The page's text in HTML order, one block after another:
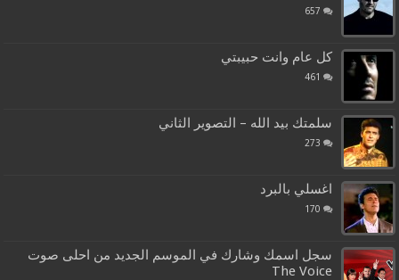
657
كل عام وانت حبيبتي
461
سلمتك بيد الله – التصوير الثاني
273
اغسلي بالبرد
170
سجل اسمك وشارك في الموسم الجديد من احلى صوت
The Voice